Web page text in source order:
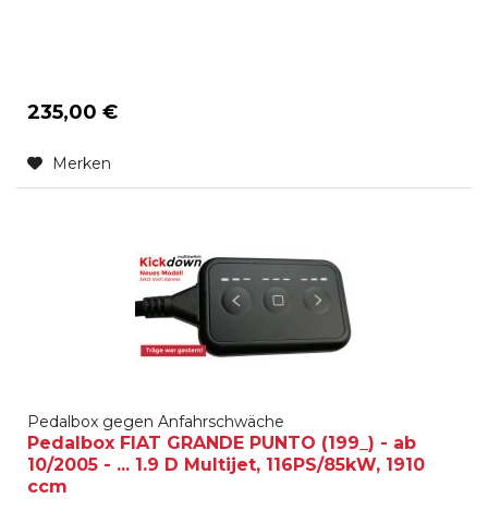
235,00 €
Merken
Pedalbox gegen Anfahrschwäche
Pedalbox FIAT GRANDE PUNTO (199_) - ab
10/2005 - ... 1.9 D Multijet, 116PS/85kW, 1910
ccm